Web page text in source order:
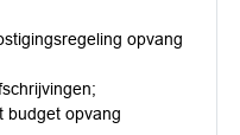
opvang
budget opvang